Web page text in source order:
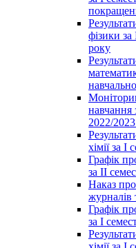
фізики за
року
навчання
2022/
хімії за
Графік
за ІІ
Наказ
журналів
Графік
за І